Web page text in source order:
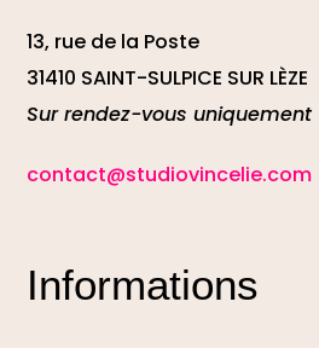
13, rue de la Poste
31410 SAINT-SULPICE SUR LÈZE
Sur rendez-vous uniquement
contact@studiovincelie.com
Informations